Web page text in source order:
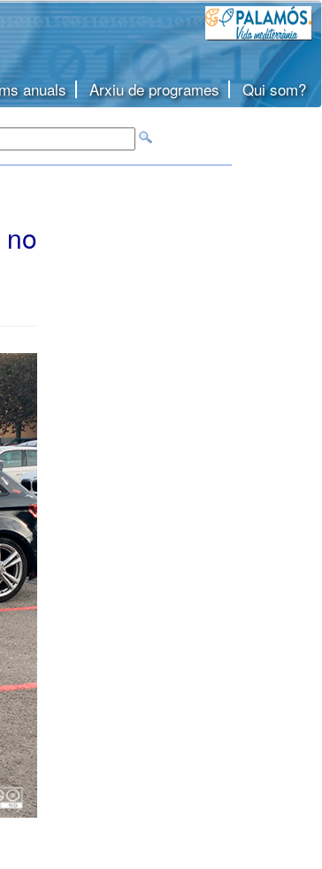
anuals Arxiu de programes Qui som?